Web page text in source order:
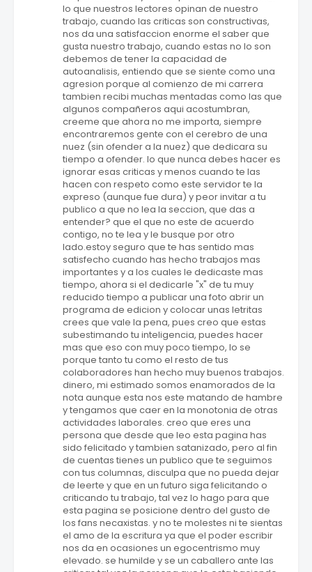
lo que nuestros lectores opinan de nuestro
trabajo, cuando las criticas son constructivas,
nos da una satisfaccion enorme el saber que
gusta nuestro trabajo, cuando estas no lo son
debemos de tener la capacidad de
autoanalisis, entiendo que se siente como una
agresion porque al comienzo de mi carrera
tambien recibi muchas mentadas como las que
algunos compañeros aqui acostumbran,
creeme que ahora no me importa, siempre
encontraremos gente con el cerebro de una
nuez (sin ofender a la nuez) que dedicara su
tiempo a ofender. lo que nunca debes hacer es
ignorar esas criticas y menos cuando te las
hacen con respeto como este servidor te la
expreso (aunque fue dura) y peor invitar a tu
publico a que no lea la seccion, que das a
entender? que el que no este de acuerdo
contigo, no te lea y le busque por otro
lado.estoy seguro que te has sentido mas
satisfecho cuando has hecho trabajos mas
importantes y a los cuales le dedicaste mas
tiempo, ahora si el dedicarle "x" de tu muy
reducido tiempo a publicar una foto abrir un
programa de edicion y colocar unas letritas
crees que vale la pena, pues creo que estas
subestimando tu inteligencia, puedes hacer
mas que eso con muy poco tiempo, lo se
porque tanto tu como el resto de tus
colaboradores han hecho muy buenos trabajos.
dinero, mi estimado somos enamorados de la
nota aunque esta nos este matando de hambre
y tengamos que caer en la monotonia de otras
actividades laborales. creo que eres una
persona que desde que leo esta pagina has
sido felicitado y tambien satanizado, pero al fin
de cuentas tienes un publico que te seguimos
con tus columnas, disculpa que no pueda dejar
de leerte y que en un futuro siga felicitando o
criticando tu trabajo, tal vez lo hago para que
esta pagina se posicione dentro del gusto de
los fans necaxistas. y no te molestes ni te sientas
el amo de la escritura ya que el poder escribir
nos da en ocasiones un egocentrismo muy
elevado. se humilde y se un caballero ante las